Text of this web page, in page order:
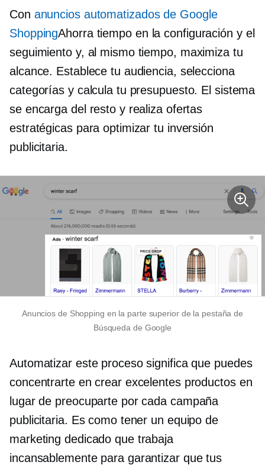
Con anuncios automatizados de Google
ShoppingAhorra tiempo en la configuración y el
seguimiento y, al mismo tiempo, maximiza tu
alcance. Establece tu audiencia, selecciona
categorías y calcula tu presupuesto. El sistema
se encarga del resto y realiza ofertas
estratégicas para optimizar tu inversión
publicitaria.
Anuncios de Shopping en la parte superior de la pestaña de
Búsqueda de Google
Automatizar este proceso significa que puedes
concentrarte en crear excelentes productos en
lugar de preocuparte por cada campaña
publicitaria. Es como tener un equipo de
marketing dedicado que trabaja
incansablemente para garantizar que tus